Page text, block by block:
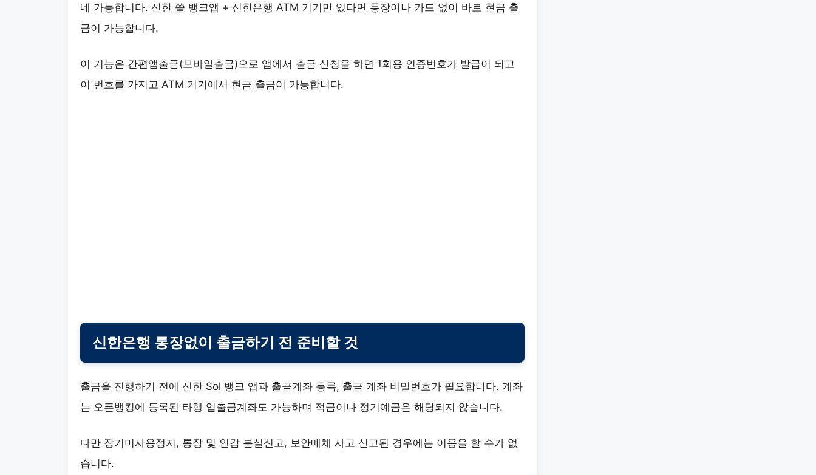
네 가능합니다. 신한 쏠 뱅크앱 + 신한은행 ATM 기기만 있다면 통장이나 카드 없이 바로 현금 출
금이 가능합니다.
이 기능은 간편앱출금(모바일출금)으로 앱에서 출금 신청을 하면 1회용 인증번호가 발급이 되고
이 번호를 가지고 ATM 기기에서 현금 출금이 가능합니다.
신한은행 통장없이 출금하기 전 준비할 것
출금을 진행하기 전에 신한 Sol 뱅크 앱과 출금계좌 등록, 출금 계좌 비밀번호가 필요합니다. 계좌
는 오픈뱅킹에 등록된 타행 입출금계좌도 가능하며 적금이나 정기예금은 해당되지 않습니다.
다만 장기미사용정지, 통장 및 인감 분실신고, 보안매체 사고 신고된 경우에는 이용을 할 수가 없
습니다.